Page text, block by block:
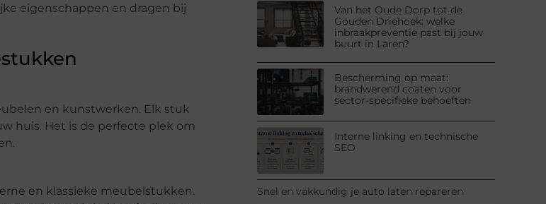
eigenschappen en dragen bij
en kunstwerken. Elk stuk
huis. Het is de perfecte plek om
en klassieke meubelstukken.
Van het Oude Dorp tot de
Gouden Driehoek: welke
inbraakpreventie past bij jouw
buurt in Laren?
Bescherming op maat:
brandwerend coaten voor
sector-specifieke behoeften
Interne linking en technische
SEO
Snel en vakkundig je auto laten repareren